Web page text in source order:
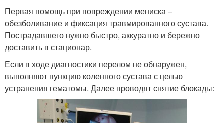
Первая помощь при повреждении мениска –
обезболивание и фиксация травмированного сустава.
Пострадавшего нужно быстро, аккуратно и бережно
доставить в стационар.
Если в ходе диагностики перелом не обнаружен,
выполняют пункцию коленного сустава с целью
устранения гематомы. Далее проводят снятие блокады: